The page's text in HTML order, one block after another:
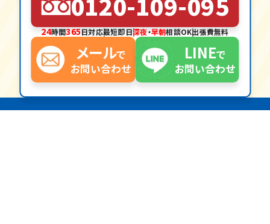
メールで
お問い合わせ
LINEで
お問い合わせ
24時間365日対応最短即日深夜・早朝相談OK出張費無料